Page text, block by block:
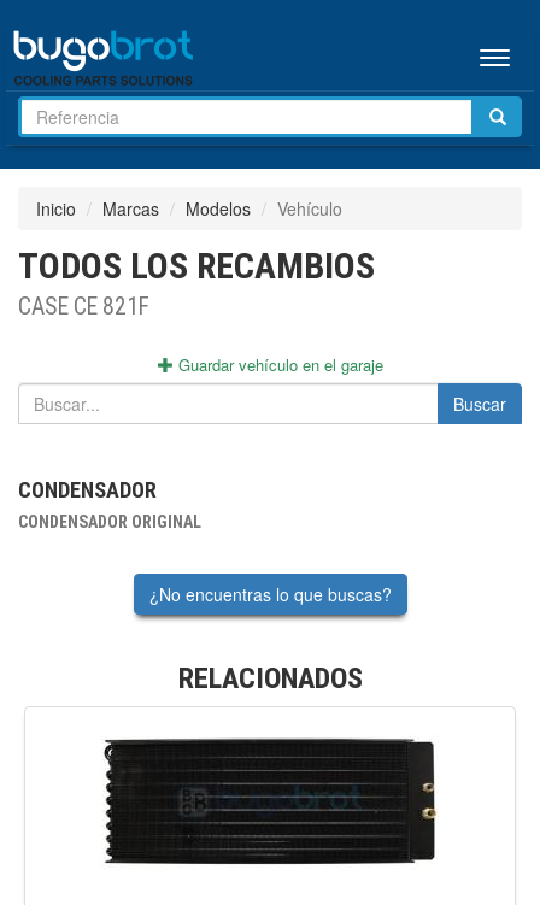
Menú
Inicio Marcas Modelos Vehículo
TODOS LOS RECAMBIOS
CASE CE 821F
Guardar vehículo en el garaje
Buscar
CONDENSADOR
CONDENSADOR ORIGINAL
¿No encuentras lo que buscas?
RELACIONADOS